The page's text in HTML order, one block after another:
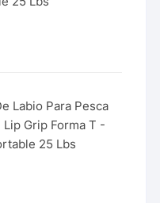
Labio Para Pesca
Grip Forma T -
25 Lbs